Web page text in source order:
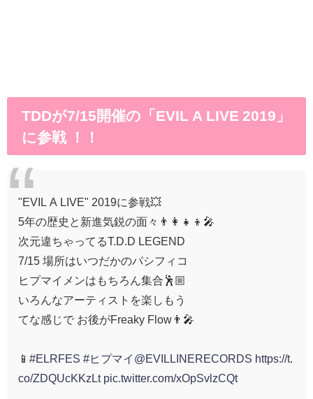
TDDが7/15開催の「EVIL A LIVE 2019」
に参戦 ！！
"EVIL A LIVE" 2019に参戦💥
5年の歴史と新進気鋭の面々👨‍👩‍👧‍👦🎤
次元違ちゃってるT.D.D LEGEND
7/15 場所はいつだかのパシフィコ
ヒプマイメンはもちろん集合🕺🏼
いろんなアーティストを楽しもう
てな感じで お後がFreaky Flow👨‍🎤
📱 #ELRFES #ヒプマイ @EVILLINERECORDS https://t.
co/ZDQUcKKzLt pic.twitter.com/xOpSvlzCQt